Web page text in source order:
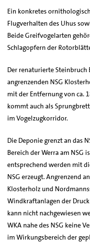
Ein konkretes
Flugverhalten des Uhus
Beide Greifvogelarten
Schlagopfern der
Der renaturierte Steinbruch
angrenzenden NSG
mit der Entfernung von ca.
kommt auch als
im Vogelzugkorridor.
Die Deponie grenzt an das
Bereich der Werra am NSG
entsprechend werden mit
NSG erzeugt. Angrenzend
Klosterholz und
Windkraftanlagen der
kann nicht nachgewiesen
WKA nahe des NSG keine
im Wirkungsbereich der